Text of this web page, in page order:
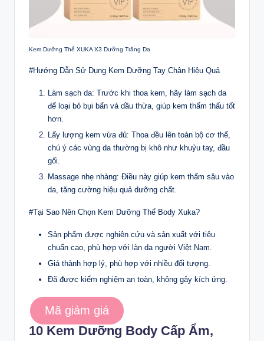
Kem Dưỡng Thể XUKA X3 Dưỡng Trăng Da
#Hướng Dẫn Sử Dụng Kem Dưỡng Tay Chân Hiệu Quả
Làm sạch da: Trước khi thoa kem, hãy làm sạch da
để loại bỏ bụi bẩn và dầu thừa, giúp kem thẩm thấu tốt
hơn.
Lấy lượng kem vừa đủ: Thoa đều lên toàn bộ cơ thể,
chú ý các vùng da thường bị khô như khuỷu tay, đầu
gối.
Massage nhẹ nhàng: Điều này giúp kem thấm sâu vào
da, tăng cường hiệu quả dưỡng chất.
#Tại Sao Nên Chọn Kem Dưỡng Thể Body Xuka?
Sản phẩm được nghiên cứu và sản xuất với tiêu
chuẩn cao, phù hợp với làn da người Việt Nam.
Giá thành hợp lý, phù hợp với nhiều đối tượng.
Đã được kiểm nghiệm an toàn, không gây kích ứng.
Mã giảm giá
10 Kem Dưỡng Body Cấp Ẩm,